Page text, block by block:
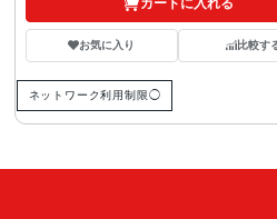
お気に入り 比較す
ネットワーク利用制限◯